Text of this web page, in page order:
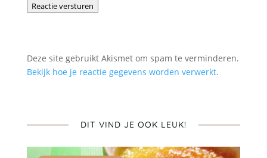
Reactie versturen
Deze site gebruikt Akismet om spam te verminderen.
Bekijk hoe je reactie gegevens worden verwerkt.
DIT VIND JE OOK LEUK!